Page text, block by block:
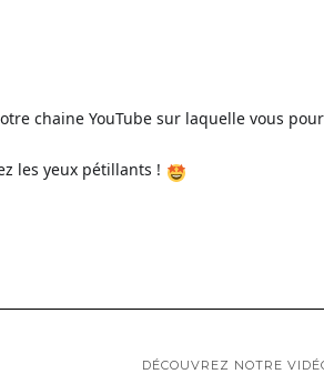
chaine YouTube sur laquelle vous
les yeux pétillants !
DÉCOUVREZ NOTRE